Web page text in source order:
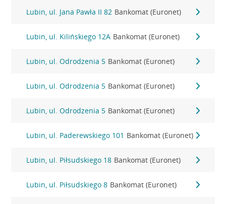
Lubin, ul. Jana Pawła II 82 Bankomat (Euronet)
Lubin, ul. Kilińskiego 12A Bankomat (Euronet)
Lubin, ul. Odrodzenia 5 Bankomat (Euronet)
Lubin, ul. Odrodzenia 5 Bankomat (Euronet)
Lubin, ul. Odrodzenia 5 Bankomat (Euronet)
Lubin, ul. Paderewskiego 101 Bankomat (Euronet)
Lubin, ul. Piłsudskiego 18 Bankomat (Euronet)
Lubin, ul. Piłsudskiego 8 Bankomat (Euronet)